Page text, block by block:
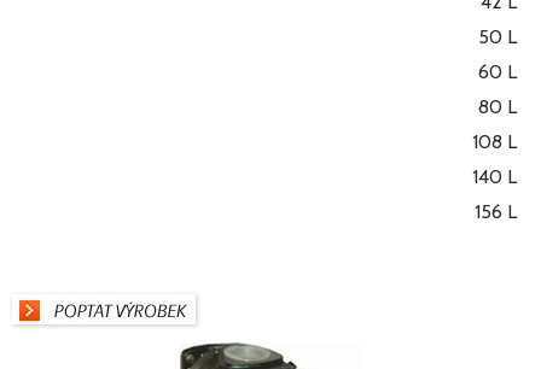
50 L
60 L
80 L
108 L
140 L
156 L